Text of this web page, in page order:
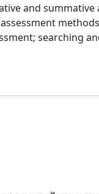
and summative
searching